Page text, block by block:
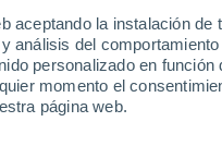
aceptando la instalación
análisis del
personalizado en
momento el
página web.
Hoy
6 Ago